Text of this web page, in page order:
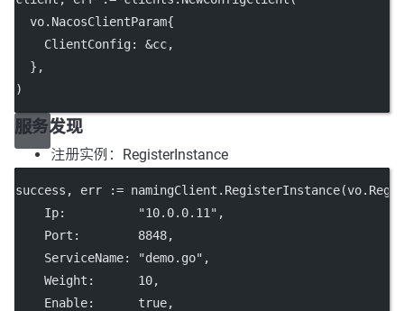
  vo.NacosClientParam{
    ClientConfig:
&cc,
  },
)
服务发现
注册实例：RegisterInstance
success, err := namingClient. RegisterInstance
    Ip:
"10.0.0.11" ,
    Port:
8848,
    ServiceName:
"demo.go" ,
    Weight:
10,
    Enable:
true,